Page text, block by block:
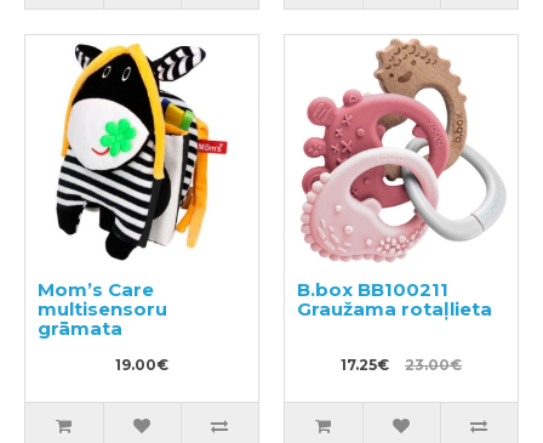
Mom’s Care
multisensoru
grāmata
19.00€
B.box BB100211
Graužama rotaļlieta
17.25€ 23.00€